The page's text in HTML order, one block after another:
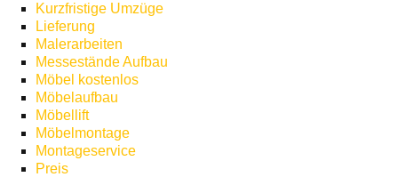
Kurzfristige Umzüge
Lieferung
Malerarbeiten
Messestände Aufbau
Möbel kostenlos
Möbelaufbau
Möbellift
Möbelmontage
Montageservice
Preis